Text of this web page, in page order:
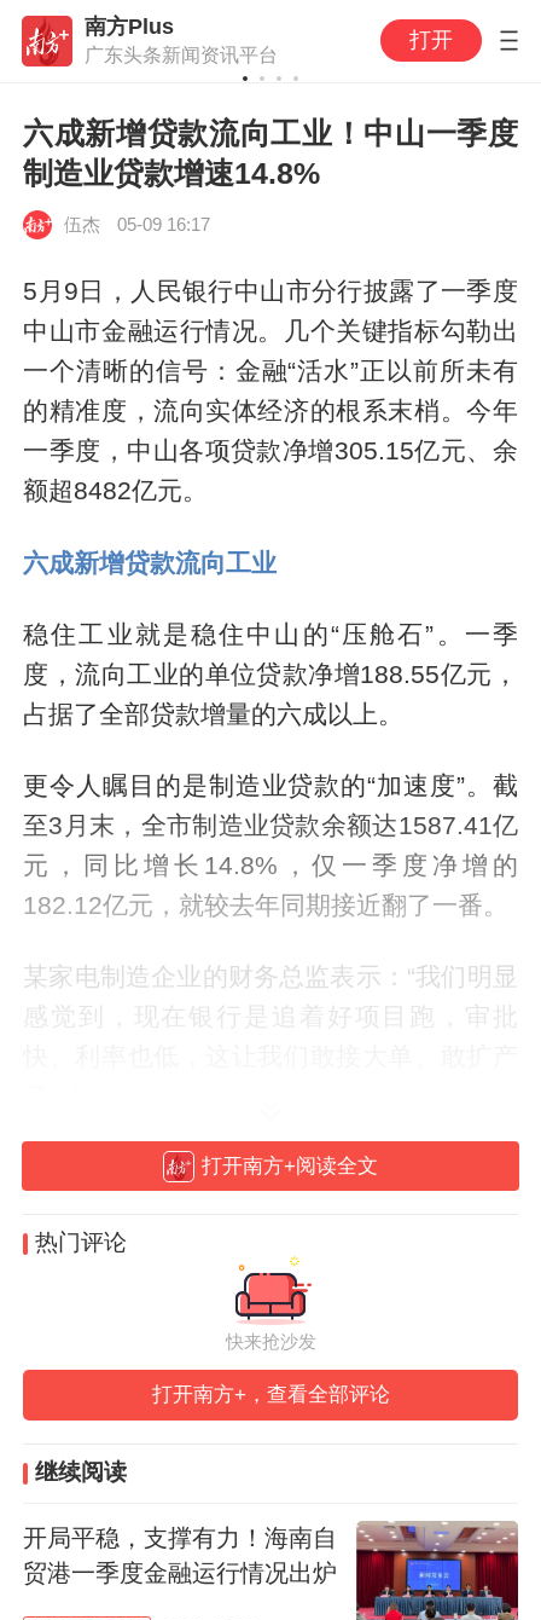
南方Plus
广东头条新闻资讯平台
打开
六成新增贷款流向工业！中山一季度
制造业贷款增速14.8%
伍杰 05-09 16:17
5月9日，人民银行中山市分行披露了一季度
中山市金融运行情况。几个关键指标勾勒出
一个清晰的信号：金融“活水”正以前所未有
的精准度，流向实体经济的根系末梢。今年
一季度，中山各项贷款净增305.15亿元、余
额超8482亿元。
六成新增贷款流向工业
稳住工业就是稳住中山的“压舱石”。一季
度，流向工业的单位贷款净增188.55亿元，
占据了全部贷款增量的六成以上。
更令人瞩目的是制造业贷款的“加速度”。截
至3月末，全市制造业贷款余额达1587.41亿
元，同比增长14.8%，仅一季度净增的
182.12亿元，就较去年同期接近翻了一番。
某家电制造企业的财务总监表示：“我们明显
感觉到，现在银行是追着好项目跑，审批
数据显示，新投放单位贷款中，一年以内的
支撑。
科创绿色贷款增速超25%
如果说对工业的重仓是固本，那对民营小微
长远“培元”之道。
一季度，民营经济贷款净增170.55亿元，微
型企业贷款增速更是一骑绝尘，达到了
打开南方+阅读全文
热门评论
快来抢沙发
打开南方+，查看全部评论
继续阅读
开局平稳，支撑有力！海南自
贸港一季度金融运行情况出炉